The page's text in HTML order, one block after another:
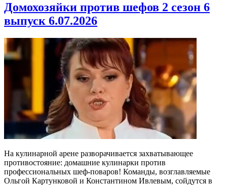
Домохозяйки против шефов 2 сезон 6
выпуск 6.07.2026
На кулинарной арене разворачивается захватывающее
противостояние: домашние кулинарки против
профессиональных шеф-поваров! Команды, возглавляемые
Ольгой Картунковой и Константином Ивлевым, сойдутся в